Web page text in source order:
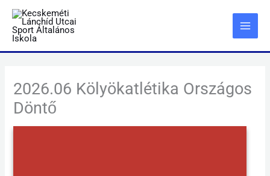
Skip
content
2026.06 Kölyökatlétika Országos
Döntő